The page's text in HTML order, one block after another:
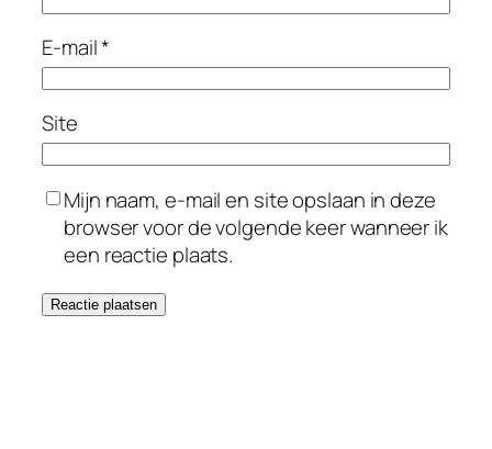
E-mail*
Site
Mijn naam, e-mail en site opslaan in deze
browser voor de volgende keer wanneer ik
een reactie plaats.